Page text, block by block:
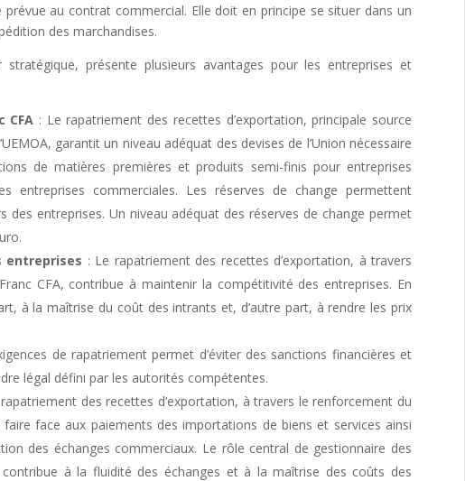
au contrat commercial. Elle doit en principe se situer dans un
des marchandises.
présente plusieurs avantages pour les entreprises et
CFA : Le rapatriement des recettes d’exportation, principale source
garantit un niveau adéquat des devises de l’Union nécessaire
de matières premières et produits semi-finis pour entreprises
entreprises commerciales. Les réserves de change permettent
entreprises. Un niveau adéquat des réserves de change permet
entreprises : Le rapatriement des recettes d’exportation, à travers
CFA, contribue à maintenir la compétitivité des entreprises. En
à la maîtrise du coût des intrants et, d’autre part, à rendre les prix
de rapatriement permet d’éviter des sanctions financières et
légal défini par les autorités compétentes.
des recettes d’exportation, à travers le renforcement du
face aux paiements des importations de biens et services ainsi
des échanges commerciaux. Le rôle central de gestionnaire des
à la fluidité des échanges et à la maîtrise des coûts des